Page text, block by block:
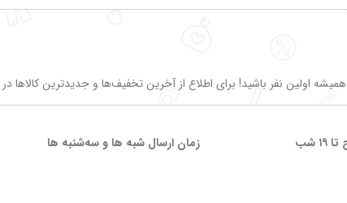
همیشه اولین نفر باشید! برای اطلاع از آخرین تخفیف‌ها و جدیدترین کالاها در
زمان ارسال شبه ها و سه‌شنبه ها